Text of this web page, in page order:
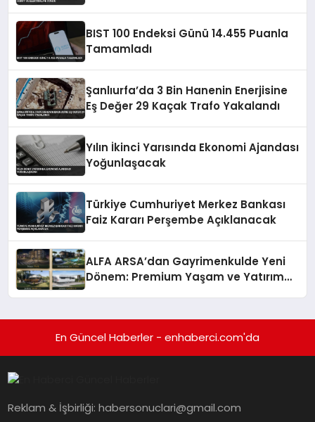
BIST 100 Endeksi Günü 14.455 Puanla
Tamamladı
Şanlıurfa’da 3 Bin Hanenin Enerjisine
Eş Değer 29 Kaçak Trafo Yakalandı
Yılın İkinci Yarısında Ekonomi Ajandası
Yoğunlaşacak
Türkiye Cumhuriyet Merkez Bankası
Faiz Kararı Perşembe Açıklanacak
ALFA ARSA’dan Gayrimenkulde Yeni
Dönem: Premium Yaşam ve Yatırım
En Güncel Haberler - enhaberci.com'da
Reklam & İşbirliği:habersonuclari@gmail.com